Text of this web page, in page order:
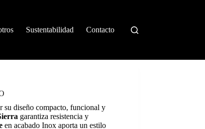
Sustentabilidad Contacto
su diseño compacto, funcional y
garantiza resistencia y
en acabado Inox aporta un estilo